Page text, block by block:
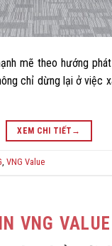
mẽ theo hướng
chỉ dừng lại ở việc
XEM CHI TIẾT →
, VNG Value
VNG VALUE